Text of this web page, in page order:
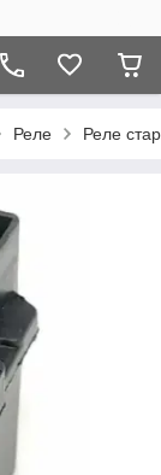
Реле Реле